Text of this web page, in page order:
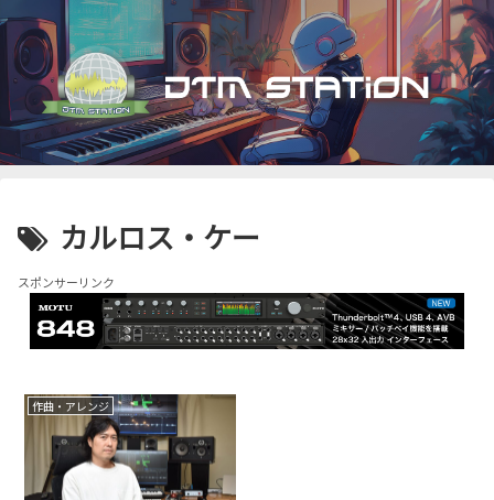
カルロス・ケー
スポンサーリンク
作曲・アレンジ